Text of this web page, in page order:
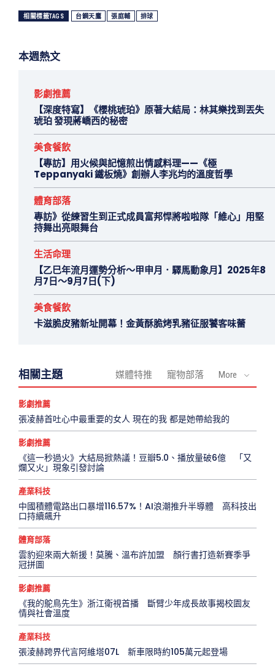
相關標籤TAGS 台鋼天鷹 張庭輔 排球
本週熱文
影劇推薦
【深度特寫】《櫻桃琥珀》原著大結局：林其樂找到丟失
琥珀 發現蔣嶠西的秘密
美食餐飲
【專訪】用火候與記憶煎出情感料理——《極
Teppanyaki 鐵板燒》創辦人李兆均的溫度哲學
體育部落
專訪》從練習生到正式成員富邦悍將啦啦隊「維心」用堅
持舞出亮眼舞台
生活命理
【乙巳年流月運勢分析～甲申月．驛馬動象月】2025年8
月7日～9月7日(下)
美食餐飲
卡滋脆皮豬新址開幕！金黃酥脆烤乳豬征服饕客味蕾
相關主題 媒體特推 寵物部落 More
影劇推薦
張凌赫首吐心中最重要的女人 現在的我 都是她帶給我的
影劇推薦
《這一秒過火》大結局掀熱議！豆瓣5.0、播放量破6億 「又
爛又火」現象引發討論
產業科技
中國積體電路出口暴增116.57%！AI浪潮推升半導體 高科技出
口持續飆升
體育部落
雲豹迎來兩大新援！莫騰、溫布許加盟 顏行書打造新賽季爭
冠拼圖
影劇推薦
《我的鴕鳥先生》浙江衛視首播 斷臂少年成長故事揭校園友
情與社會溫度
產業科技
張淩赫跨界代言阿維塔07L 新車限時約105萬元起登場